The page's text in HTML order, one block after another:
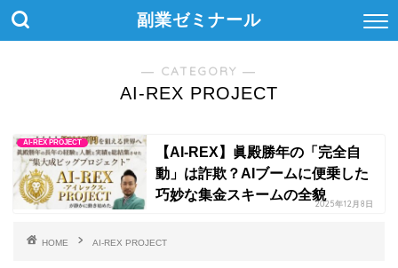
副業ゼミナール
― CATEGORY ―
AI-REX PROJECT
AI-REX PROJECT
【AI-REX】眞殿勝年の「完全自
動」は詐欺？AIブームに便乗した
巧妙な集金スキームの全貌
2025年12月8日
HOME AI-REX PROJECT